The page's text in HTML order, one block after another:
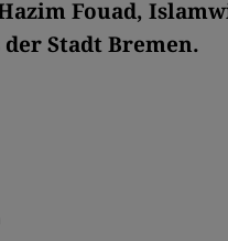
Fouad,
Stadt Bremen.